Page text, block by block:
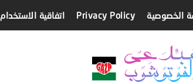
الخصوصية Privacy Policy اتفاقية الاستخدام